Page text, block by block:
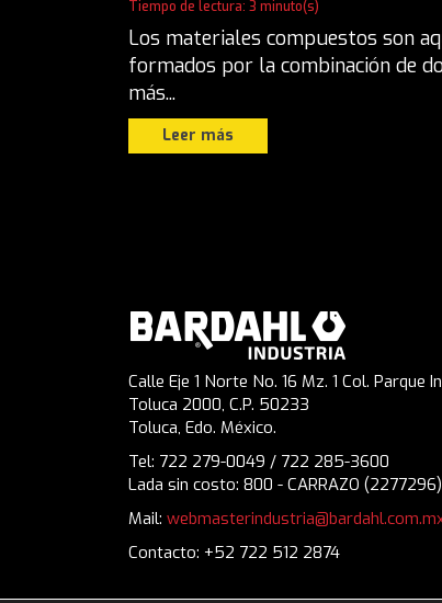
Tiempo de lectura: 3 minuto(s)
Los materiales compuestos son
formados por la combinación de
más...
Leer más
Calle Eje 1 Norte No. 16 Mz. 1 Col. Parque
Toluca 2000, C.P. 50233
Toluca, Edo. México.
Tel: 722 279-0049 / 722 285-3600
Lada sin costo: 800 - CARRAZO (2277296)
Mail:
Contacto: +52 722 512 2874